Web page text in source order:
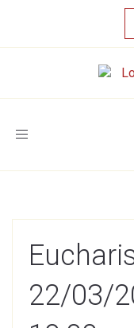
Toggle
22/03/